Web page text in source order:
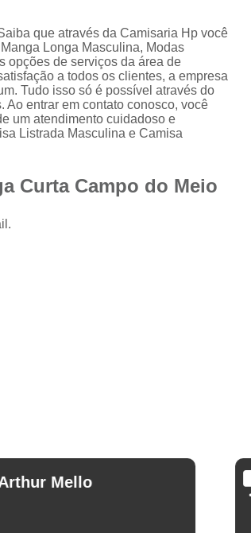
Camisa
Social Slim Fit Masculina
Camisa
Camisa Branca Slim Masculina
Camisa Jeans Slim Masculina
Camisa Masculina Slim Fit Manga
Camisa Social Preta Masculina Slim
Camisa Branca Social
Camisa Branca
Camisa Social
Camisa Social Masculina
que através da Camisaria Hp você
Longa Masculina, Modas
opções de serviços da área de
a todos os clientes, a empresa
Tudo isso só é possível através do
entrar em contato conosco, você
um atendimento cuidadoso e
Listrada Masculina e Camisa
Curta Campo do Meio
Ana Eudóxia Cesário de
Camargo